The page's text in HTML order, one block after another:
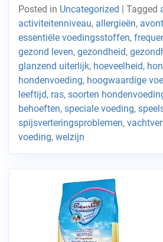
Posted in Uncategorized | Tagged
activiteitenniveau, allergieën,
essentiële voedingsstoffen,
gezond leven, gezondheid,
glanzend uiterlijk, hoeveelheid,
hondenvoeding, hoogwaardige
leeftijd, ras, soorten
behoeften, speciale voeding,
spijsverteringsproblemen,
voeding, welzijn